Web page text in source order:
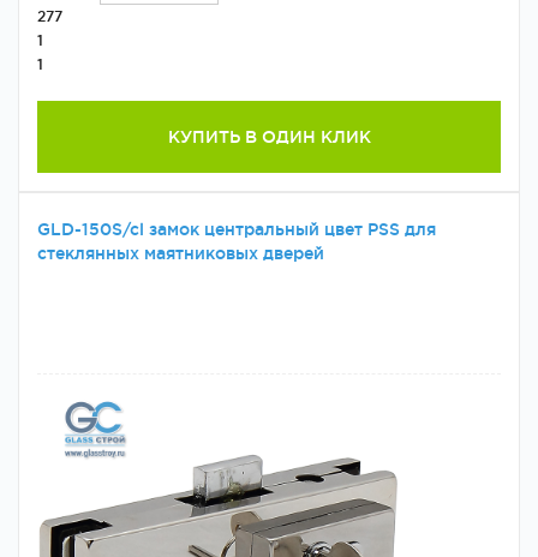
277
1
1
КУПИТЬ В ОДИН КЛИК
GLD-150S/cl замок центральный цвет PSS для
стеклянных маятниковых дверей